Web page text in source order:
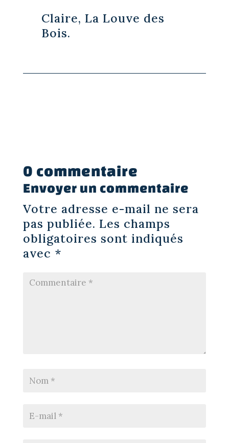
Claire, La Louve des
Bois.
0 commentaire
Envoyer un commentaire
Votre adresse e-mail ne sera
pas publiée. Les champs
obligatoires sont indiqués
avec *